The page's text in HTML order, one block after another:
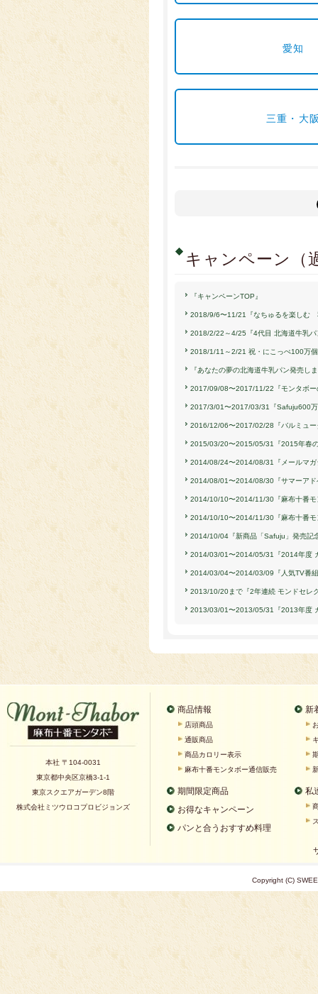
愛知
三重・大
キャンペーン（
『キャンペーンTOP』
2018/9/6〜11/21『なちゅるを楽しむ
2018/2/22～4/25『4代目 北海道牛乳パ
2018/1/11～2/21 祝・にこっぺ100万
『あなたの夢の北海道牛乳パン発売し
2017/09/08〜2017/11/22『モンタボー
2017/3/01〜2017/03/31『Safuju600
2016/12/06〜2017/02/28『バルミュ
2015/03/20〜2015/05/31『2015年春
2014/08/24〜2014/08/31『メールマガ
2014/08/01〜2014/08/30『サマーアド
2014/10/10〜2014/11/30『麻布十番モ
2014/10/10〜2014/11/30『麻布十番モ
2014/10/04『新商品「Safuju」発売記
2014/03/01〜2014/05/31『2014年度
2014/03/04〜2014/03/09『人気TV番
2013/10/20まで『2年連続 モンドセレ
2013/03/01〜2013/05/31『2013年度
本社 〒104-0031
東京都中央区京橋3-1-1
東京スクエアガーデン8階
株式会社ミツウロコプロビジョンズ
商品情報
店頭商品
通販商品
商品カロリー表示
麻布十番モンタボー通信販売
期間限定商品
お得なキャンペーン
パンと合うおすすめ料理
新
私
Copyright (C)